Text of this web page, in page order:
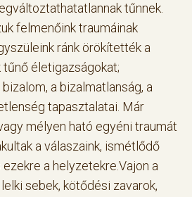
tűnnek.
felmenőink traumáinak
ránk örökítették a
életigazságokat;
a bizalmatlanság, a
tapasztalatai. Már
mélyen ható egyéni traumát
a válaszaink, ismétlődő
a helyzetekre.Vajon a
sebek, kötődési zavarok,